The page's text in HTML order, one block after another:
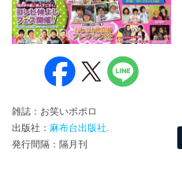
雑誌：お笑いポポロ
出版社： 麻布台出版社.
発行間隔：隔月刊